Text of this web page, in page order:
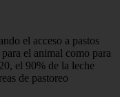
el acceso a pastos
el animal como para
el 90% de la leche
de pastoreo